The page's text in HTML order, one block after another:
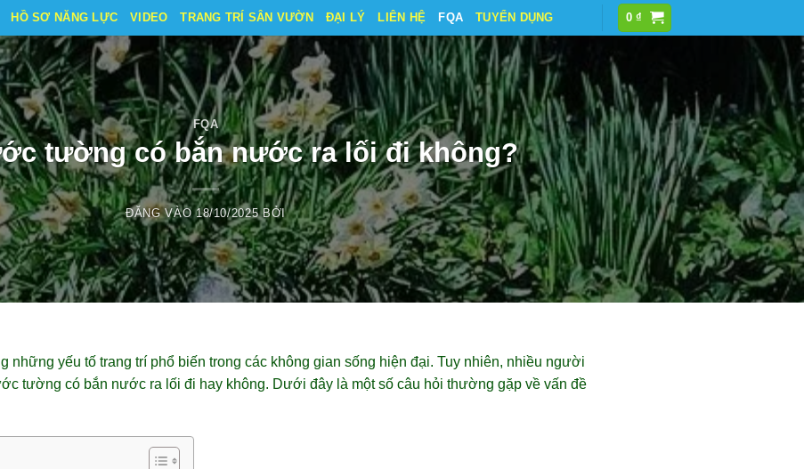
HỒ SƠ NĂNG LỰC VIDEO TRANG TRÍ SÂN VƯỜN ĐẠI LÝ LIÊN HỆ FQA TUYỂN DỤNG 0₫
FQA
tường có bắn nước ra lối đi không?
ĐĂNG VÀO18/10/2025 BỞI
những yếu tố trang trí phổ biến trong các không gian sống hiện đại. Tuy nhiên, nhiều người
tường có bắn nước ra lối đi hay không. Dưới đây là một số câu hỏi thường gặp về vấn đề